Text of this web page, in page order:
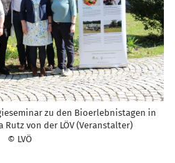
zu den Bioerlebnistagen in
Rutz von der LÖV (Veranstalter)
© LVÖ